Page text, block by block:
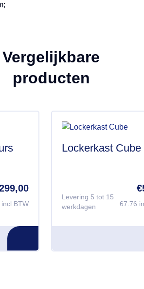
Vergelijkbare
producten
BTW
Lockerkast Cube
Levering 5 tot 15
werkdagen
€
67.76